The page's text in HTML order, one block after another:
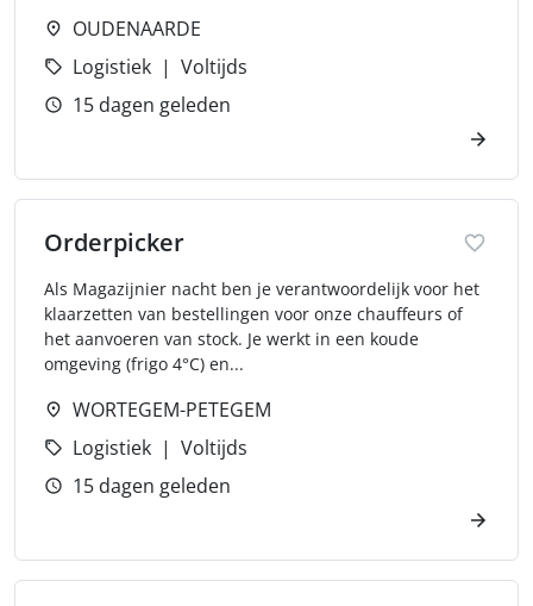
OUDENAARDE
Logistiek
Voltijds
15 dagen geleden
Orderpicker
Als Magazijnier nacht ben je verantwoordelijk voor het
klaarzetten van bestellingen voor onze chauffeurs of
het aanvoeren van stock. Je werkt in een koude
omgeving (frigo 4°C) en...
WORTEGEM-PETEGEM
Logistiek
Voltijds
15 dagen geleden